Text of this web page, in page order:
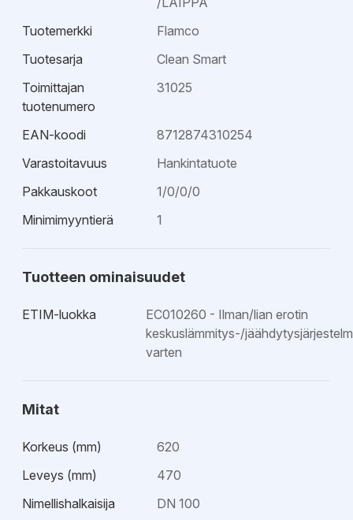
jäähdytysnesteliuosten kanssa. Paineastiadirektiivin
2014/68/EU mukainen.
Tuotemerkki
Flamco
Tuotesarja
Clean Smart
Toimittajan
tuotenumero
31025
EAN-koodi
8712874310254
Varastoitavuus
Hankintatuote
Pakkauskoot
1/0/0/0
Minimimyyntierä
1
Tuotteen ominaisuudet
ETIM-luokka
EC010260 - Ilman/lian erotin
keskuslämmitys-/
varten
Mitat
Korkeus (mm)
620
Leveys (mm)
470
Nimellishalkaisija
DN 100